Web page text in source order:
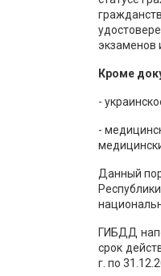
экзаменов
Кроме
-
-
Данный
ГИБДД
срок
г. по